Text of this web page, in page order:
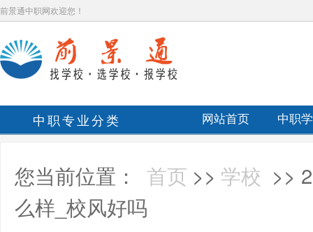
前景通中职网欢迎您！
中职专业分类 网站首页 中职
您当前位置： 首页 >> 学校 >>
么样_校风好吗